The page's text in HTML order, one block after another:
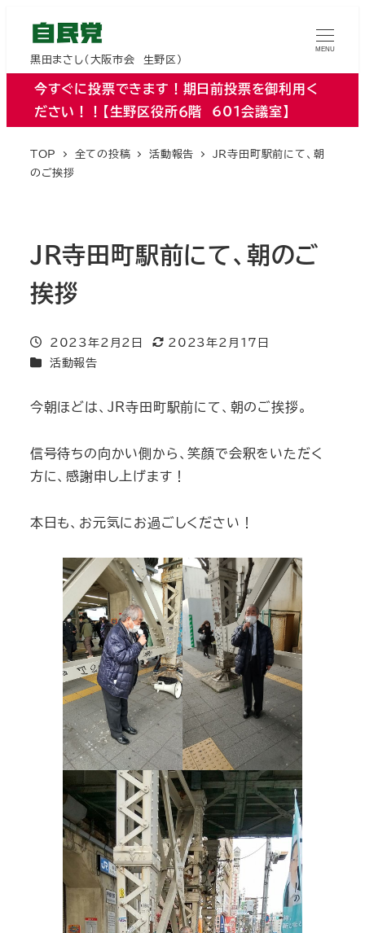
黒田まさし（大阪市会 生野区）
MENU
今すぐに投票できます！期日前投票を御利用く
ださい！！【生野区役所６階 601会議室】
TOP 全ての投稿 活動報告
JR寺田町駅前にて、朝
のご挨拶
JR寺田町駅前にて、朝のご
挨拶
投稿日
2023年2月2日
更新日
2023年2月17日
カテゴリー
活動報告
今朝ほどは、JR寺田町駅前にて、朝のご挨拶。
信号待ちの向かい側から、笑顔で会釈をいただく
方に、感謝申し上げます！
本日も、お元気にお過ごしください！